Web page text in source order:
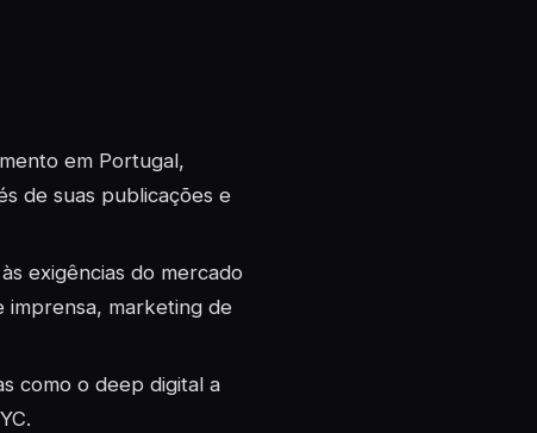
em Portugal,
de suas publicações e
exigências do mercado
imprensa, marketing de
como o deep digital a